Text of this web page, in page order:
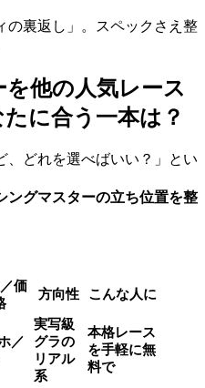
の裏返し」。スペックさえ整
他の人気レース
に合う一本は？
、どれを選べばいい？」とい
ングマスターの立ち位置を整
価
方向性 こんな人に
／
実写級
グラの
リアル
系
本格レース
を手軽に無
料で